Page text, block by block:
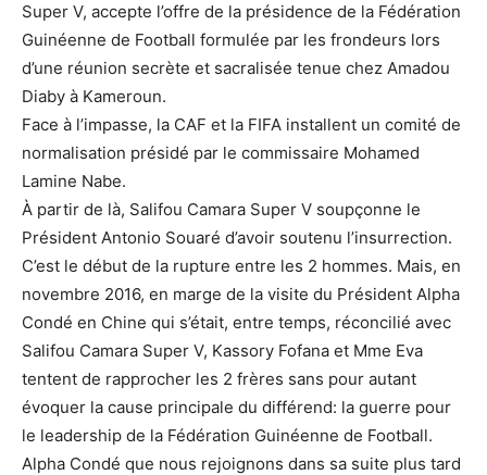
Super V, accepte l’offre de la présidence de la Fédération
Guinéenne de Football formulée par les frondeurs lors
d’une réunion secrète et sacralisée tenue chez Amadou
Diaby à Kameroun.
Face à l’impasse, la CAF et la FIFA installent un comité de
normalisation présidé par le commissaire Mohamed
Lamine Nabe.
À partir de là, Salifou Camara Super V soupçonne le
Président Antonio Souaré d’avoir soutenu l’insurrection.
C’est le début de la rupture entre les 2 hommes. Mais, en
novembre 2016, en marge de la visite du Président Alpha
Condé en Chine qui s’était, entre temps, réconcilié avec
Salifou Camara Super V, Kassory Fofana et Mme Eva
tentent de rapprocher les 2 frères sans pour autant
évoquer la cause principale du différend: la guerre pour
le leadership de la Fédération Guinéenne de Football.
Alpha Condé que nous rejoignons dans sa suite plus tard